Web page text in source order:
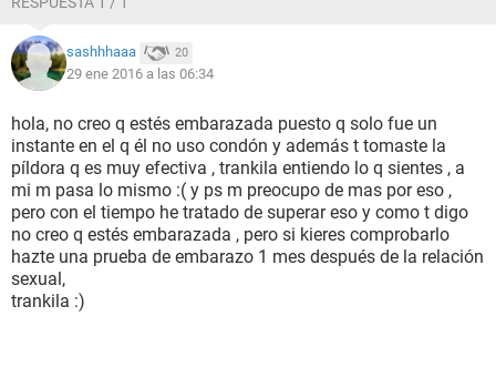
Ayuda!
sashhhaaa 20
29 ene 2016 a las 06:34
hola, no creo q estés embarazada puesto q solo fue un
instante en el q él no uso condón y además t tomaste la
píldora q es muy efectiva , trankila entiendo lo q sientes , a
mi m pasa lo mismo :( y ps m preocupo de mas por eso ,
pero con el tiempo he tratado de superar eso y como t digo
no creo q estés embarazada , pero si kieres comprobarlo
hazte una prueba de embarazo 1 mes después de la relación
sexual,
trankila :)